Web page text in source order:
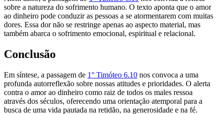
sobre a natureza do sofrimento humano. O texto aponta que o amor
ao dinheiro pode conduzir as pessoas a se atormentarem com muitas
dores. Essa dor não se restringe apenas ao aspecto material, mas
também abarca o sofrimento emocional, espiritual e relacional.
Conclusão
Em síntese, a passagem de 1° Timóteo 6.10 nos convoca a uma
profunda autorreflexão sobre nossas atitudes e prioridades. O alerta
contra o amor ao dinheiro como raiz de todos os males ressoa
através dos séculos, oferecendo uma orientação atemporal para a
busca de uma vida pautada na retidão, na generosidade e na fé.